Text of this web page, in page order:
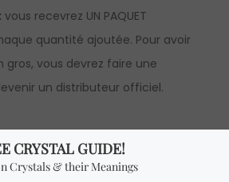
vous recevrez UN PAQUET
quantité ajoutée. Pour avoir
gros, vous devrez faire une
un distributeur officiel.